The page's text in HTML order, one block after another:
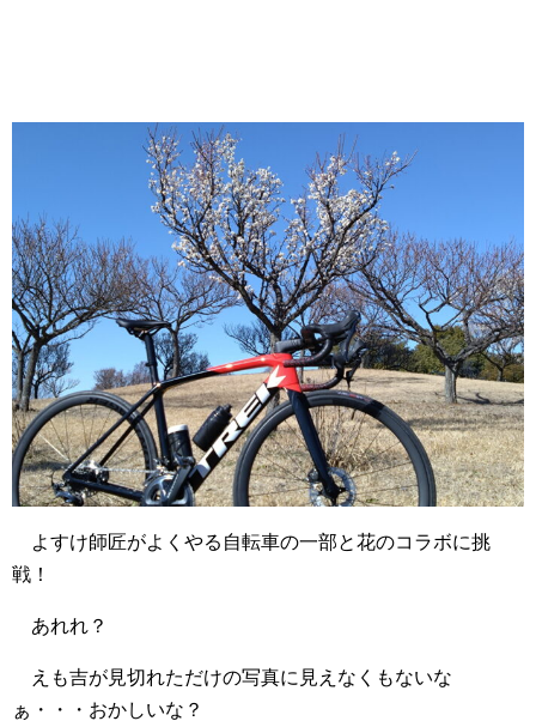
よすけ師匠がよくやる自転車の一部と花のコラボに挑
戦！
あれれ？
えも吉が見切れただけの写真に見えなくもないな
ぁ・・・おかしいな？